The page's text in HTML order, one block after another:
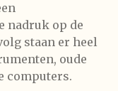
nadruk op de
staan er heel
oude
computers.